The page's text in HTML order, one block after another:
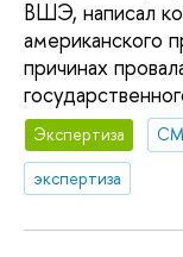
ВШЭ, написал
американского
причинах
Экспертиза
экспертиза